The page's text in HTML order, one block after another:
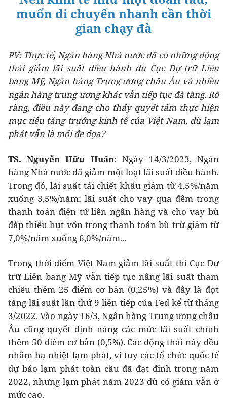
muốn di chuyển nhanh cần thời
gian chạy đà
PV: Thực tế, Ngân hàng Nhà nước đã có những động
thái giảm lãi suất điều hành dù CụcDự trữ Liên
bang Mỹ, Ngân hàng Trung ương châu Âu và nhiều
ngân hàng trung ương khác vẫn tiếp tục đà tăng. Rõ
ràng, điều này đang cho thấy quyết tâm thực hiện
mục tiêu tăng trưởng kinh tế của Việt Nam, dù lạm
phát vẫn là mối đe dọa?
TS. Nguyễn Hữu Huân: Ngày 14/3/2023, Ngân
hàng Nhà nước đã giảm một loạt lãi suất điều hành.
Trong đó, lãi suất tái chiết khấu giảm từ 4,5%/năm
xuống 3,5%/năm; lãi suất cho vay qua đêm trong
thanh toán điện tử liên ngân hàng và cho vay bù
đắp thiếu hụt vốn trong thanh toán bù trừ giảm từ
7,0%/năm xuống 6,0%/năm...
Trong thời điểm Việt Nam giảm lãi suất thì Cục Dự
trữ Liên bang Mỹ vẫn tiếp tục nâng lãi suất tham
chiếu thêm 25 điểm cơ bản (0,25%) và đây là đợt
tăng lãi suất lần thứ 9 liên tiếp của Fed kể từ tháng
3/2022. Vào ngày 16/3, Ngân hàng Trung ương châu
Âu cũng quyết định nâng các mức lãi suất chính
thêm 50 điểm cơ bản (0,5%). Các động thái này đều
nhằm hạ nhiệt lạm phát, vì tuy các tổ chức quốc tế
dự báo lạm phát toàn cầu đã đạt đỉnh trong năm
2022, nhưng lạm phát năm 2023 dù có giảm vẫn ở
mức cao.